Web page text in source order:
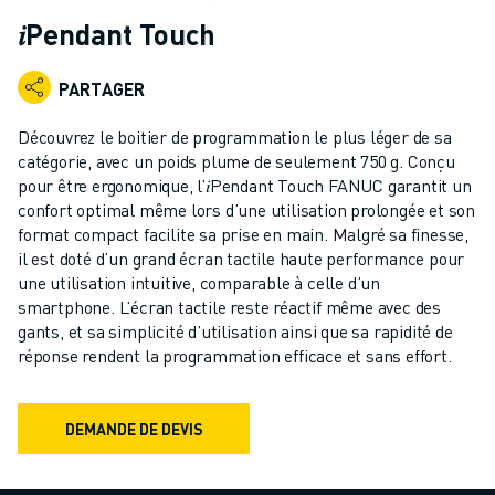
ROBOTS COLLABORATIFS
GAMME DE ROBOTS
CONTRÔLEURS DE ROBOTS
ACCESSOIRES POUR ROBOTS
LOGICIEL ROBOT
LOGICIEL DE SIMULATION
PRODUITS DE ROBOTIQUE ÉDUCATIVE
AUTOMATISATION DES ROBOTS
ROBOTS DE SOUDAGE À L'ARC
ROBOTS ARTICULÉS
SÉRIE ARC MATE
SÉRIE M-900
𝑖Pendant Touch
PARTAGER
Découvrez le boitier de programmation le plus léger de sa
catégorie, avec un poids plume de seulement 750 g. Conçu
pour être ergonomique, l’𝑖Pendant Touch FANUC garantit un
confort optimal même lors d’une utilisation prolongée et son
format compact facilite sa prise en main. Malgré sa finesse,
il est doté d’un grand écran tactile haute performance pour
une utilisation intuitive, comparable à celle d’un
smartphone. L’écran tactile reste réactif même avec des
gants, et sa simplicité d’utilisation ainsi que sa rapidité de
réponse rendent la programmation efficace et sans effort.
DEMANDE DE DEVIS